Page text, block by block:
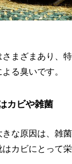
まざまあり、
る臭いです。
カビや雑菌
な原因は、雑
カビにとって